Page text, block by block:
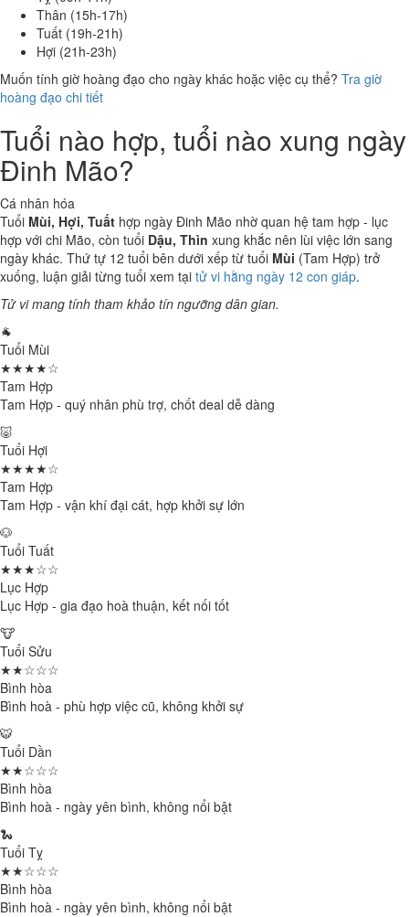
Thân (15h-17h)
Tuất (19h-21h)
Hợi (21h-23h)
Muốn tính giờ hoàng đạo cho ngày khác hoặc việc cụ thể? Tra giờ
hoàng đạo chi tiết
Tuổi nào hợp, tuổi nào xung ngày
Đinh Mão?
Cá nhân hóa
Tuổi Mùi, Hợi, Tuất hợp ngày Đinh Mão nhờ quan hệ tam hợp - lục
hợp với chi Mão, còn tuổi Dậu, Thìn xung khắc nên lùi việc lớn sang
ngày khác. Thứ tự 12 tuổi bên dưới xếp từ tuổi Mùi (Tam Hợp) trở
xuống, luận giải từng tuổi xem tại tử vi hằng ngày 12 con giáp.
Tử vi mang tính tham khảo tín ngưỡng dân gian.
🐐
Tuổi Mùi
★★★★☆
Tam Hợp
Tam Hợp - quý nhân phù trợ, chốt deal dễ dàng
🐷
Tuổi Hợi
★★★★☆
Tam Hợp
Tam Hợp - vận khí đại cát, hợp khởi sự lớn
🐶
Tuổi Tuất
★★★☆☆
Lục Hợp
Lục Hợp - gia đạo hoà thuận, kết nối tốt
🐮
Tuổi Sửu
★★☆☆☆
Bình hòa
Bình hoà - phù hợp việc cũ, không khởi sự
🐯
Tuổi Dần
★★☆☆☆
Bình hòa
Bình hoà - ngày yên bình, không nổi bật
🐍
Tuổi Tỵ
★★☆☆☆
Bình hòa
Bình hoà - ngày yên bình, không nổi bật